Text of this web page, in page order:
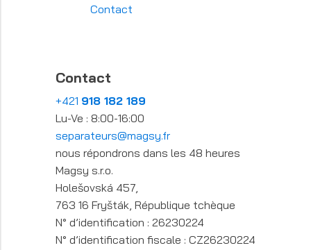
Contact
Contact
+421 918 182 189
Lu-Ve : 8:00-16:00
separateurs@magsy.fr
nous répondrons dans les 48 heures
Magsy s.r.o.
Holešovská 457,
763 16 Fryšták, République tchèque
N° d’identification : 26230224
N° d’identification fiscale : CZ26230224